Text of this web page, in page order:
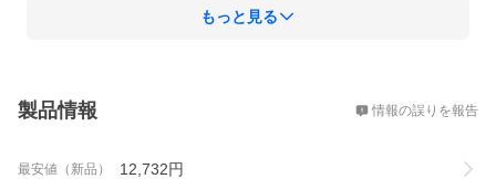
もっと見る
製品情報 情報の誤りを報告
最安値（新品） 12,732円